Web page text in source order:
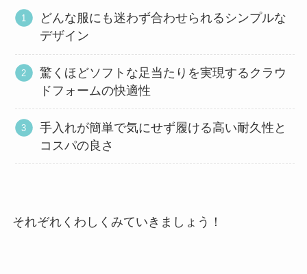
どんな服にも迷わず合わせられるシンプルな
デザイン
驚くほどソフトな足当たりを実現するクラウ
ドフォームの快適性
手入れが簡単で気にせず履ける高い耐久性と
コスパの良さ
それぞれくわしくみていきましょう！